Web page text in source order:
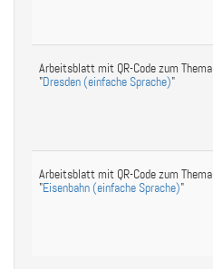
Arbeitsblatt mit QR-Code zum Thema
"Dresden (einfache Sprache)"
Arbeitsblatt mit QR-Code zum Thema
"Eisenbahn (einfache Sprache)"